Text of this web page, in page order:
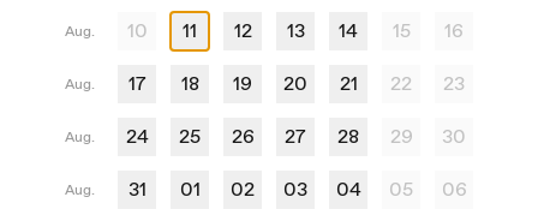
Aug. 10 11 12 13 14 15 16
Aug. 17 18 19 20 21 22 23
Aug. 24 25 26 27 28 29 30
Aug. 31 01 02 03 04 05 06